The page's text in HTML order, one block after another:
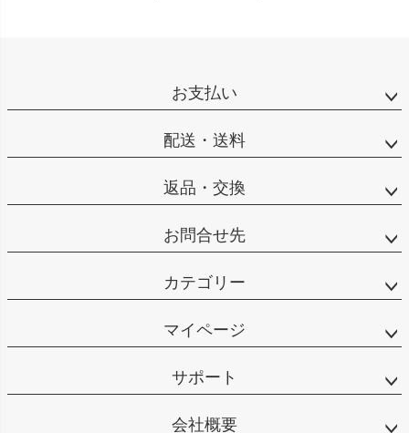
お支払い
配送・送料
返品・交換
お問合せ先
カテゴリー
マイページ
サポート
会社概要